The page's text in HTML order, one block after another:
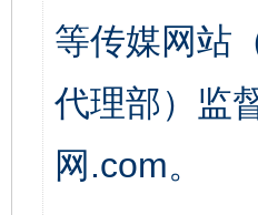
等传媒网站
代理部）监
网.com。